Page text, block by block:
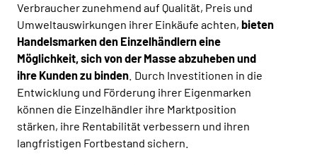
Verbraucher zunehmend auf Qualität, Preis und
Umweltauswirkungen ihrer Einkäufe achten, bieten
Handelsmarken den Einzelhändlern eine
Möglichkeit, sich von der Masse abzuheben und
ihre Kunden zu binden . Durch Investitionen in die
Entwicklung und Förderung ihrer Eigenmarken
können die Einzelhändler ihre Marktposition
stärken, ihre Rentabilität verbessern und ihren
langfristigen Fortbestand sichern.